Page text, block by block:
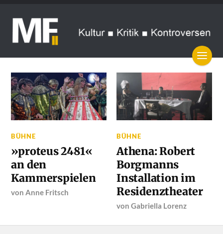
BÜHNE
»proteus 2481«
an den
Kammerspielen
von Anne Fritsch
BÜHNE
Athena: Robert
Borgmanns
Installation im
Residenztheater
vonGabriella Lorenz